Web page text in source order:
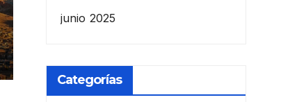
junio 2025
Categorías